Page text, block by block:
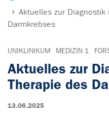
Aktuelles zur Diagnostik
Darmkrebses
UNIKLINIKUM MEDIZIN 1
Aktuelles zur
Therapie des
13.06.2025